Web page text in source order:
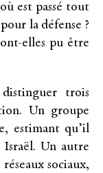
est passé tout
la défense ?
elles pu être
trois
Un groupe
estimant qu’il
Un autre
sociaux,